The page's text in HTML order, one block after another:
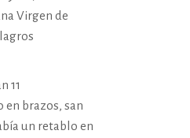
Virgen de
11
brazos, san
un retablo en